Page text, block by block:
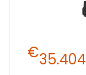
€35.404